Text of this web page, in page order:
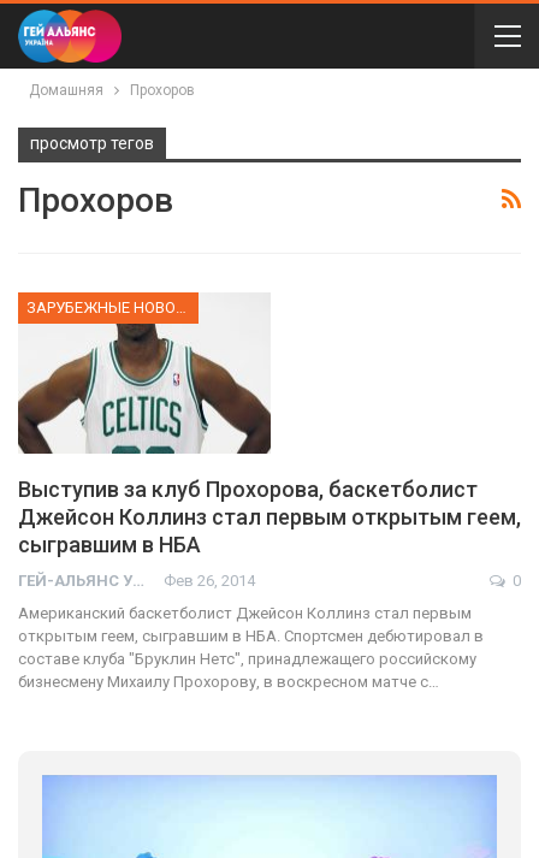
Домашняя Прохоров
просмотр тегов
Прохоров
Выступив за клуб Прохорова, баскетболист
Джейсон Коллинз стал первым открытым геем,
сыгравшим в НБА
ГЕЙ-АЛЬЯНС УКРАИНА Фев 26, 2014
0
Американский баскетболист Джейсон Коллинз стал первым
открытым геем, сыгравшим в НБА. Спортсмен дебютировал в
составе клуба "Бруклин Нетс", принадлежащего российскому
бизнесмену Михаилу Прохорову, в воскресном матче с…